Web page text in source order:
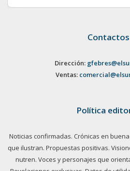
Contactos
Dirección:
Ventas:
Política
Noticias confirmadas. Crónicas en
que ilustran. Propuestas positivas.
nutren. Voces y personajes que